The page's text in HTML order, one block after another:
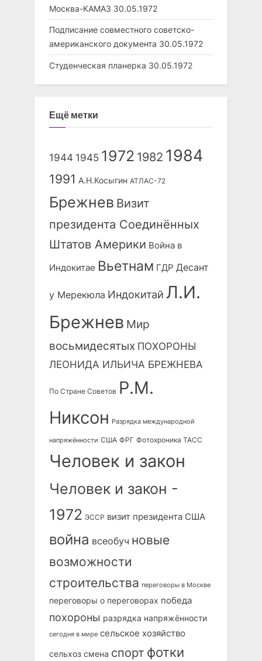
Москва-КАМАЗ 30.05.1972
Подписание совместного советско-
американского документа 30.05.1972
Студенческая планерка 30.05.1972
Ещё метки
1944 1945 1972 1982 1984
1991 А.Н.Косыгин АТЛАС-72
Брежнев Визит
президента Соединённых
Штатов Америки Война в
Индокитае Вьетнам ГДР Десант
у Мерекюла Индокитай Л.И.
Брежнев Мир
восьмидесятых ПОХОРОНЫ
ЛЕОНИДА ИЛЬИЧА БРЕЖНЕВА
По Стране Советов Р.М.
Никсон Разрядка международной
напряжённости США ФРГ Фотохроника ТАСС
Человек и закон
Человек и закон -
1972 ЭССР визит президента США
война всеобуч новые
возможности
строительства переговоры в Москве
переговоры о переговорах победа
похороны разрядка напряжённости
сегодня в мире сельское хозяйство
сельхоз смена спорт фотки